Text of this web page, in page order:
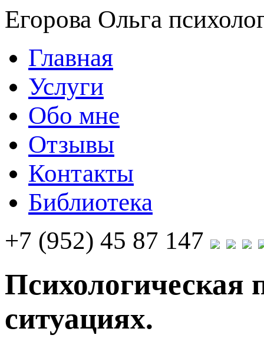
Егорова Ольга
Главная
Услуги
Обо мне
Отзывы
Контакты
Библиотека
+7 (952) 45 87 147
ситуациях.